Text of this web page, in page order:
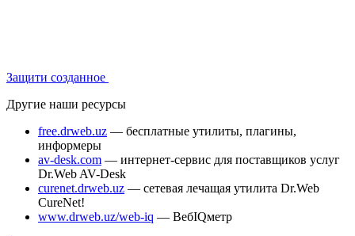
Защити созданное
Другие наши ресурсы
free.drweb.uz — бесплатные утилиты, плагины,
информеры
av-desk.com — интернет-сервис для поставщиков услуг
Dr.Web AV-Desk
curenet.drweb.uz — сетевая лечащая утилита Dr.Web
CureNet!
www.drweb.uz/web-iq — ВебIQметр